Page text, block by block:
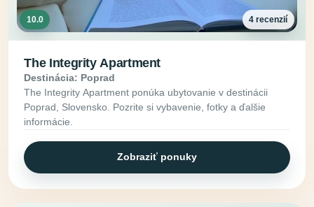
10.0 4 recenzií
The Integrity Apartment
Destinácia: Poprad
The Integrity Apartment ponúka ubytovanie v destinácii
Poprad, Slovensko. Pozrite si vybavenie, fotky a ďalšie
informácie.
Zobraziť ponuky